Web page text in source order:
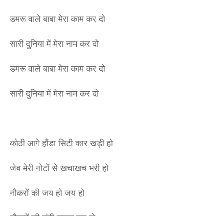
डमरू वाले बाबा मेरा काम कर दो
सारी दुनिया में मेरा नाम कर दो
डमरू वाले बाबा मेरा काम कर दो
सारी दुनिया में मेरा नाम कर दो
कोठी आगे हौंडा सिटी कार खड़ी हो
जेब मेरी नोटों से खचाखच भरी हो
नौकरों की जय हो जय हो